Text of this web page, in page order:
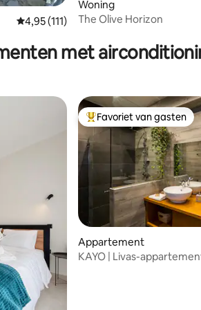
recensies
Gemiddelde beoordeling van 4,95 op 5,
4,95 (111)
Woning
The Olive Horizon
met
recensies
Topfavoriet van gasten
Favoriet van gasten
Appartement
KAYO | Livas-